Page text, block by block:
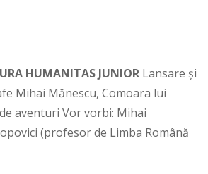
HUMANITAS JUNIOR Lansare și
Mihai Mănescu, Comoara lui
aventuri Vor vorbi: Mihai
(profesor de Limba Română